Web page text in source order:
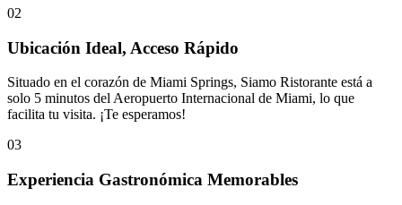
02
Ubicación Ideal, Acceso Rápido
Situado en el corazón de Miami Springs, Siamo Ristorante está a
solo 5 minutos del Aeropuerto Internacional de Miami, lo que
facilita tu visita. ¡Te esperamos!
03
Experiencia Gastronómica Memorables